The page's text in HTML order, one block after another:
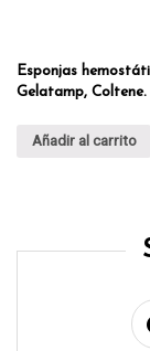
Esponjas
Gelatamp, Coltene.
Añadir al carrito